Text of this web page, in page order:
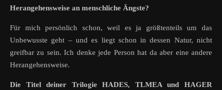
Herangehensweise an menschliche Ängste?
Für mich persönlich schon, weil es ja größtenteils um das
Unbewusste geht – und es liegt schon in dessen Natur, nicht
greifbar zu sein. Ich denke jede Person hat da aber eine andere
Herangehensweise.
Die Titel deiner Trilogie HADES, TLMEA und HAGER